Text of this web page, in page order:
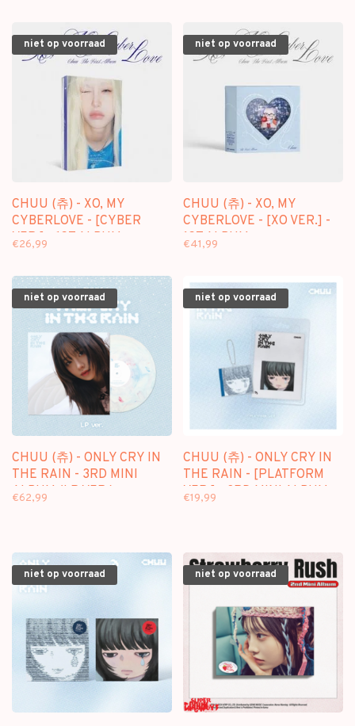
niet op voorraad
CHUU (츄) - XO, MY
CYBERLOVE - [CYBER
VER.] - 1ST ALBUM
€26,99
niet op voorraad
CHUU (츄) - XO, MY
CYBERLOVE - [XO VER.] -
1ST ALBUM
€41,99
niet op voorraad
CHUU (츄) - ONLY CRY IN
THE RAIN - 3RD MINI
ALBUM (LP VER.)
€62,99
niet op voorraad
CHUU (츄) - ONLY CRY IN
THE RAIN - [PLATFORM
VER.] - 3RD MINI ALBUM
€19,99
niet op voorraad niet op voorraad